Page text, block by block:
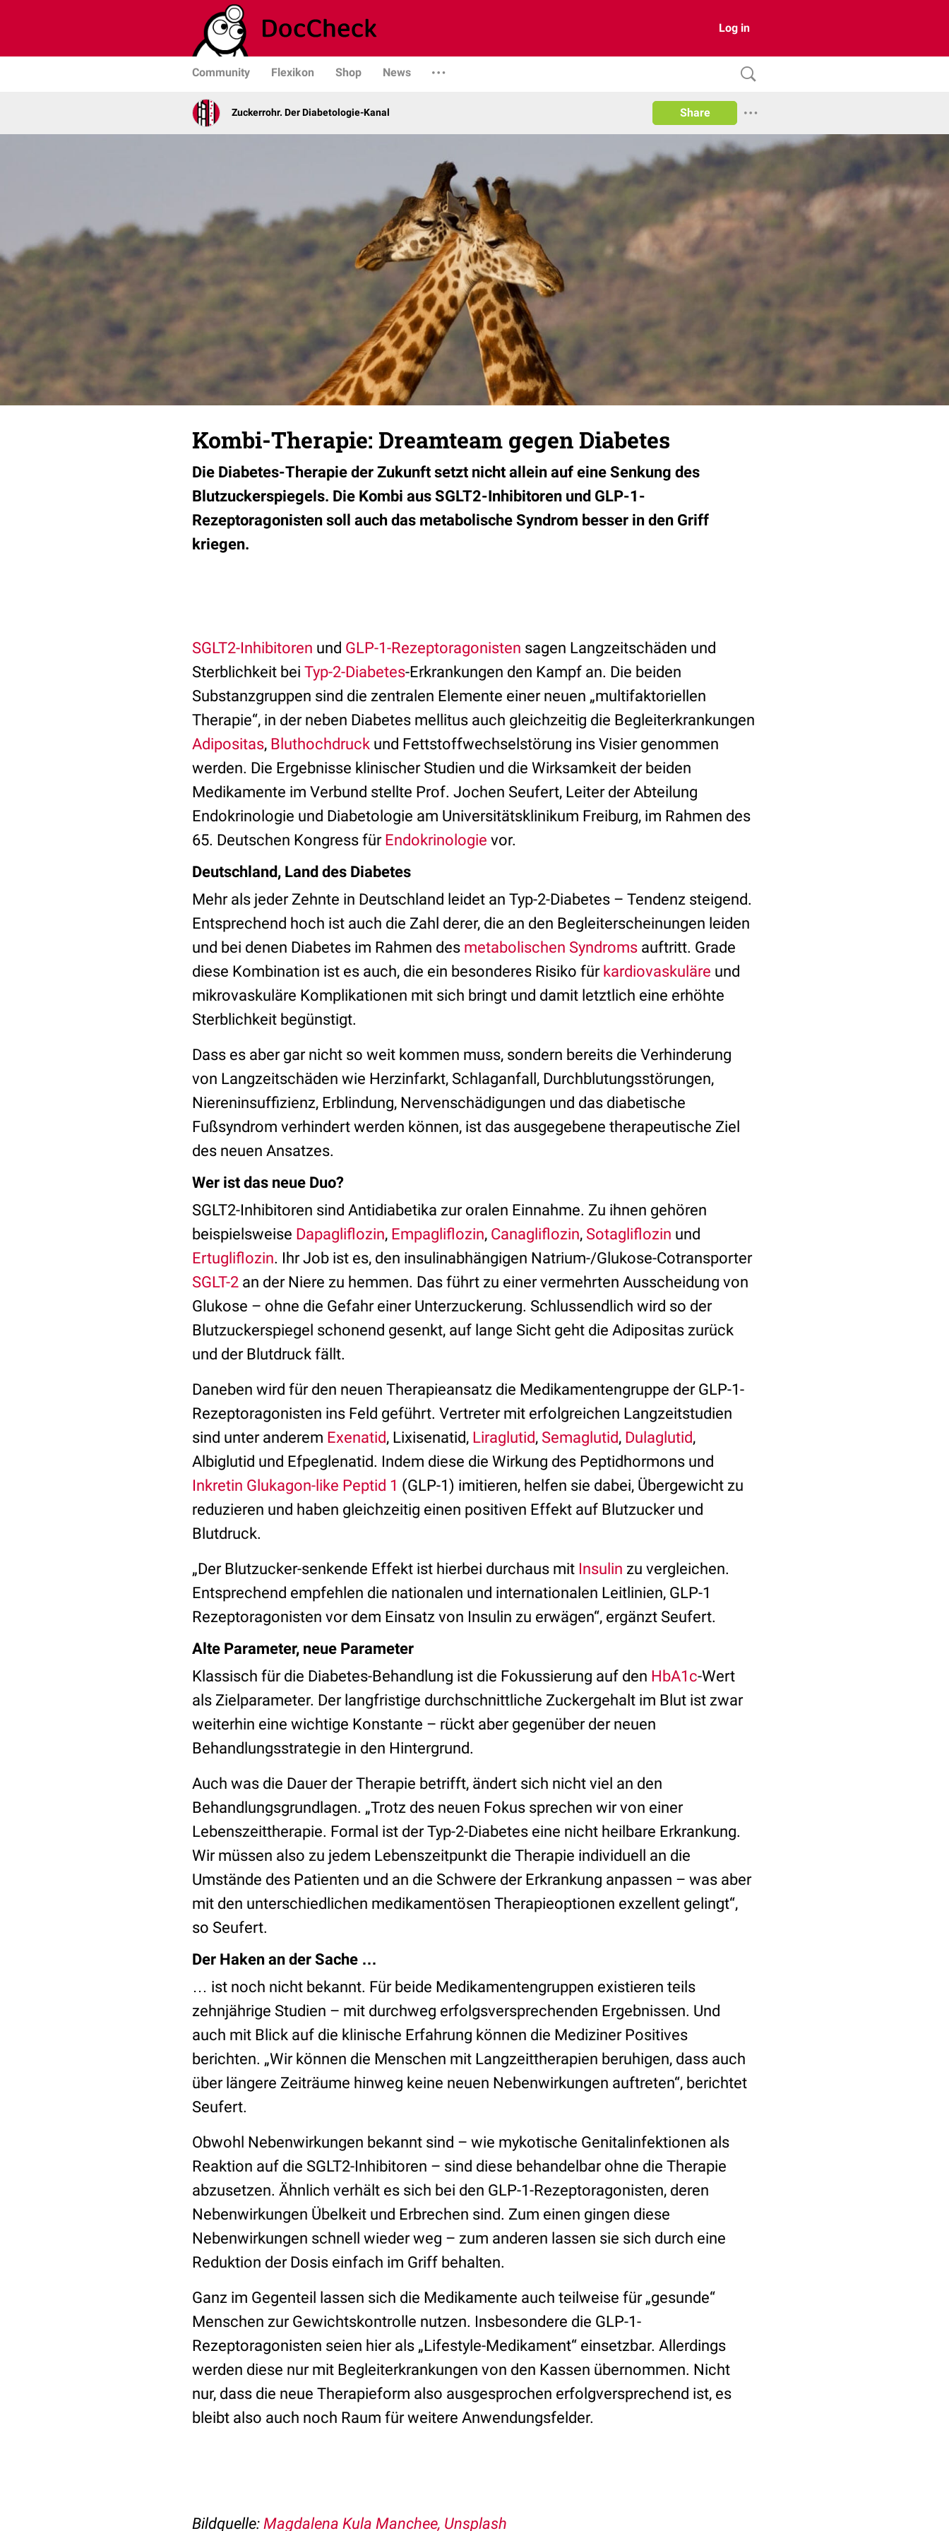
Log in
Community Flexikon Shop News
Zuckerrohr. Der Diabetologie-Kanal Share
Kombi-Therapie: Dreamteam gegen Diabetes
Die Diabetes-Therapie der Zukunft setzt nicht allein auf eine Senkung des
Blutzuckerspiegels. Die Kombi aus SGLT2-Inhibitoren und GLP-1-
Rezeptoragonisten soll auch das metabolische Syndrom besser in den Griff
kriegen.
SGLT2-Inhibitoren und GLP-1-Rezeptoragonisten sagen Langzeitschäden und
Sterblichkeit bei Typ-2-Diabetes-Erkrankungen den Kampf an. Die beiden
Substanzgruppen sind die zentralen Elemente einer neuen „multifaktoriellen
Therapie“, in der neben Diabetes mellitus auch gleichzeitig die Begleiterkrankungen
Adipositas, Bluthochdruck und Fettstoffwechselstörung ins Visier genommen
werden. Die Ergebnisse klinischer Studien und die Wirksamkeit der beiden
Medikamente im Verbund stellte Prof. Jochen Seufert, Leiter der Abteilung
Endokrinologie und Diabetologie am Universitätsklinikum Freiburg, im Rahmen des
65. Deutschen Kongress für Endokrinologie vor.
Deutschland, Land des Diabetes
Mehr als jeder Zehnte in Deutschland leidet an Typ-2-Diabetes – Tendenz steigend.
Entsprechend hoch ist auch die Zahl derer, die an den Begleiterscheinungen leiden
und bei denen Diabetes im Rahmen des metabolischen Syndroms auftritt. Grade
diese Kombination ist es auch, die ein besonderes Risiko für kardiovaskuläre und
mikrovaskuläre Komplikationen mit sich bringt und damit letztlich eine erhöhte
Sterblichkeit begünstigt.
Dass es aber gar nicht so weit kommen muss, sondern bereits die Verhinderung
von Langzeitschäden wie Herzinfarkt, Schlaganfall, Durchblutungsstörungen,
Niereninsuffizienz, Erblindung, Nervenschädigungen und das diabetische
Fußsyndrom verhindert werden können, ist das ausgegebene therapeutische Ziel
des neuen Ansatzes.
Wer ist das neue Duo?
SGLT2-Inhibitoren sind Antidiabetika zur oralen Einnahme. Zu ihnen gehören
beispielsweise Dapagliflozin, Empagliflozin, Canagliflozin, Sotagliflozin und
Ertugliflozin. Ihr Job ist es, den insulinabhängigen Natrium-/Glukose-Cotransporter
SGLT-2 an der Niere zu hemmen. Das führt zu einer vermehrten Ausscheidung von
Glukose – ohne die Gefahr einer Unterzuckerung. Schlussendlich wird so der
Blutzuckerspiegel schonend gesenkt, auf lange Sicht geht die Adipositas zurück
und der Blutdruck fällt.
Daneben wird für den neuen Therapieansatz die Medikamentengruppe der GLP-1-
Rezeptoragonisten ins Feld geführt. Vertreter mit erfolgreichen Langzeitstudien
sind unter anderem Exenatid, Lixisenatid, Liraglutid, Semaglutid, Dulaglutid,
Albiglutid und Efpeglenatid. Indem diese die Wirkung des Peptidhormons und
Inkretin Glukagon-like Peptid 1 (GLP-1) imitieren, helfen sie dabei, Übergewicht zu
reduzieren und haben gleichzeitig einen positiven Effekt auf Blutzucker und
Blutdruck.
„Der Blutzucker-senkende Effekt ist hierbei durchaus mit Insulin zu vergleichen.
Entsprechend empfehlen die nationalen und internationalen Leitlinien, GLP-1
Rezeptoragonisten vor dem Einsatz von Insulin zu erwägen“, ergänzt Seufert.
Alte Parameter, neue Parameter
Klassisch für die Diabetes-Behandlung ist die Fokussierung auf den HbA1c-Wert
als Zielparameter. Der langfristige durchschnittliche Zuckergehalt im Blut ist zwar
weiterhin eine wichtige Konstante – rückt aber gegenüber der neuen
Behandlungsstrategie in den Hintergrund.
Auch was die Dauer der Therapie betrifft, ändert sich nicht viel an den
Behandlungsgrundlagen. „Trotz des neuen Fokus sprechen wir von einer
Lebenszeittherapie. Formal ist der Typ-2-Diabetes eine nicht heilbare Erkrankung.
Wir müssen also zu jedem Lebenszeitpunkt die Therapie individuell an die
Umstände des Patienten und an die Schwere der Erkrankung anpassen – was aber
mit den unterschiedlichen medikamentösen Therapieoptionen exzellent gelingt“,
so Seufert.
Der Haken an der Sache …
… ist noch nicht bekannt. Für beide Medikamentengruppen existieren teils
zehnjährige Studien – mit durchweg erfolgsversprechenden Ergebnissen. Und
auch mit Blick auf die klinische Erfahrung können die Mediziner Positives
berichten. „Wir können die Menschen mit Langzeittherapien beruhigen, dass auch
über längere Zeiträume hinweg keine neuen Nebenwirkungen auftreten“, berichtet
Seufert.
Obwohl Nebenwirkungen bekannt sind – wie mykotische Genitalinfektionen als
Reaktion auf die SGLT2-Inhibitoren – sind diese behandelbar ohne die Therapie
abzusetzen. Ähnlich verhält es sich bei den GLP-1-Rezeptoragonisten, deren
Nebenwirkungen Übelkeit und Erbrechen sind. Zum einen gingen diese
Nebenwirkungen schnell wieder weg – zum anderen lassen sie sich durch eine
Reduktion der Dosis einfach im Griff behalten.
Ganz im Gegenteil lassen sich die Medikamente auch teilweise für „gesunde“
Menschen zur Gewichtskontrolle nutzen. Insbesondere die GLP-1-
Rezeptoragonisten seien hier als „Lifestyle-Medikament“ einsetzbar. Allerdings
werden diese nur mit Begleiterkrankungen von den Kassen übernommen. Nicht
nur, dass die neue Therapieform also ausgesprochen erfolgversprechend ist, es
bleibt also auch noch Raum für weitere Anwendungsfelder.
Bildquelle: Magdalena Kula Manchee, Unsplash